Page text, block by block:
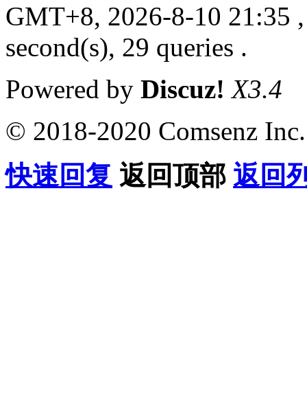
GMT+8, 2026-8-10 21:35
second(s), 29 queries .
Powered by Discuz! X3.4
© 2018-2020 Comsenz Inc.
快速回复 返回顶部 返回